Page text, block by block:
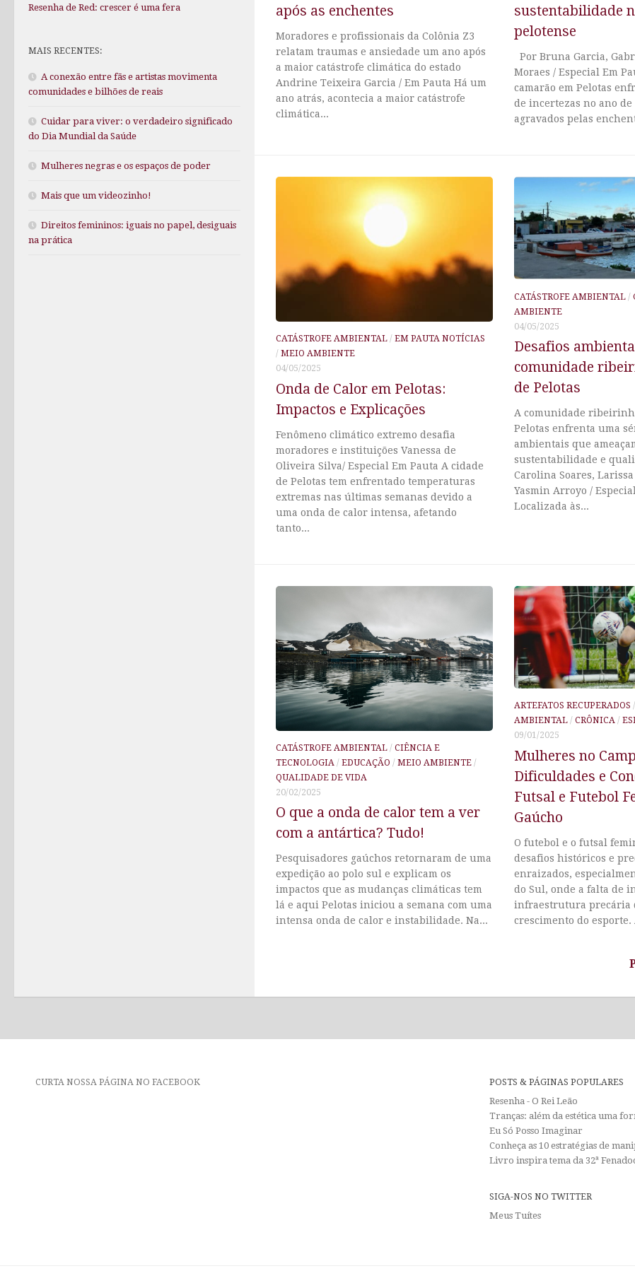
após as enchentes
Moradores e profissionais da Colônia Z3
relatam traumas e ansiedade um ano após
a maior catástrofe climática do estado
Andrine Teixeira Garcia / Em Pauta Há um
ano atrás, acontecia a maior catástrofe
climática...
sustentabilidade
pelotense
Por Bruna Garcia,
Moraes / Especial Em
camarão em Pelotas
de incertezas no ano de
agravados pelas
CATÁSTROFE AMBIENTAL / EM PAUTA NOTÍCIAS
/ MEIO AMBIENTE
04/05/2025
Onda de Calor em Pelotas:
Impactos e Explicações
Fenômeno climático extremo desafia
moradores e instituições Vanessa de
Oliveira Silva/ Especial Em Pauta A cidade
de Pelotas tem enfrentado temperaturas
extremas nas últimas semanas devido a
uma onda de calor intensa, afetando
tanto...
CATÁSTROFE AMBIENTAL /
AMBIENTE
04/05/2025
Desafios
comunidade
de Pelotas
A comunidade
Pelotas enfrenta uma
ambientais que
sustentabilidade e
Carolina Soares,
Yasmin Arroyo /
Localizada às...
CATÁSTROFE AMBIENTAL / CIÊNCIA E
TECNOLOGIA / EDUCAÇÃO / MEIO AMBIENTE /
QUALIDADE DE VIDA
20/02/2025
O que a onda de calor tem a ver
com a antártica? Tudo!
Pesquisadores gaúchos retornaram de uma
expedição ao polo sul e explicam os
impactos que as mudanças climáticas tem
lá e aqui Pelotas iniciou a semana com uma
intensa onda de calor e instabilidade. Na...
ARTEFATOS RECUPERADOS /
AMBIENTAL / CRÔNICA /
09/01/2025
Mulheres no
Dificuldades e
Futsal e Futebol
Gaúcho
O futebol e o futsal
desafios históricos e
enraizados,
do Sul, onde a falta de
infraestrutura precária
crescimento do esporte.
Resenha de Red: crescer é uma fera
MAIS RECENTES:
A conexão entre fãs e artistas movimenta
comunidades e bilhões de reais
Cuidar para viver: o verdadeiro significado
do Dia Mundial da Saúde
Mulheres negras e os espaços de poder
Mais que um videozinho!
Direitos femininos: iguais no papel, desiguais
na prática
CURTA NOSSA PÁGINA NO FACEBOOK
POSTS & PÁGINAS POPULARES
Resenha - O Rei Leão
Tranças: além da estética uma
Eu Só Posso Imaginar
Conheça as 10 estratégias de
Livro inspira tema da 32ª
SIGA-NOS NO TWITTER
Meus Tuítes